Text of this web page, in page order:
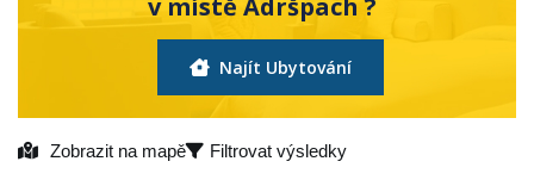
Najít Ubytování
Zobrazit na mapě Filtrovat výsledky